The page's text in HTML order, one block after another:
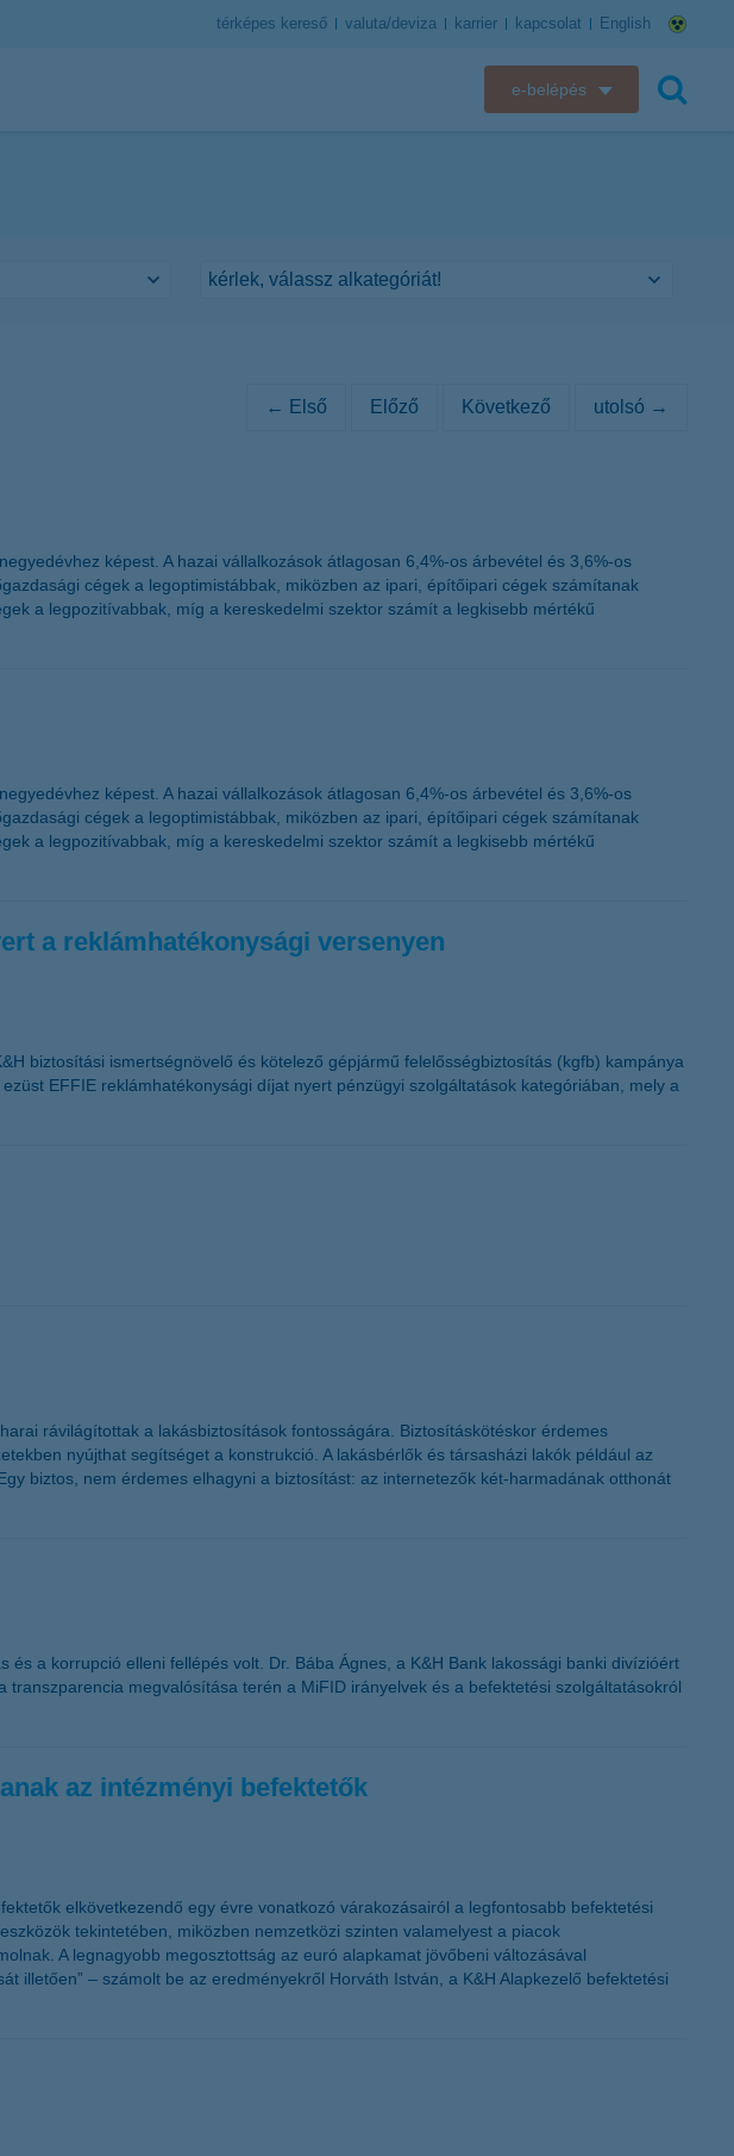
térképes kereső valuta/deviza karrier kapcsolat English
e-belépés
K&H token megújítás
← Első Előző Következő utolsó →
képest. A hazai vállalkozások átlagosan 6,4%-os árbevétel és 3,6%-os
cégek a legoptimistábbak, miközben az ipari, építőipari cégek számítanak
a legpozitívabbak, míg a kereskedelmi szektor számít a legkisebb mértékű
képest. A hazai vállalkozások átlagosan 6,4%-os árbevétel és 3,6%-os
cégek a legoptimistábbak, miközben az ipari, építőipari cégek számítanak
a legpozitívabbak, míg a kereskedelmi szektor számít a legkisebb mértékű
a reklámhatékonysági versenyen
biztosítási ismertségnövelő és kötelező gépjármű felelősségbiztosítás (kgfb) kampánya
EFFIE reklámhatékonysági díjat nyert pénzügyi szolgáltatások kategóriában, mely a
rávilágítottak a lakásbiztosítások fontosságára. Biztosításkötéskor érdemes
nyújthat segítséget a konstrukció. A lakásbérlők és társasházi lakók például az
biztos, nem érdemes elhagyni a biztosítást: az internetezők két-harmadának otthonát
a korrupció elleni fellépés volt. Dr. Bába Ágnes, a K&H Bank lakossági banki divízióért
megvalósítása terén a MiFID irányelvek és a befektetési szolgáltatásokról
az intézményi befektetők
elkövetkezendő egy évre vonatkozó várakozásairól a legfontosabb befektetési
tekintetében, miközben nemzetközi szinten valamelyest a piacok
A legnagyobb megosztottság az euró alapkamat jövőbeni változásával
illetően” – számolt be az eredményekről Horváth István, a K&H Alapkezelő befektetési